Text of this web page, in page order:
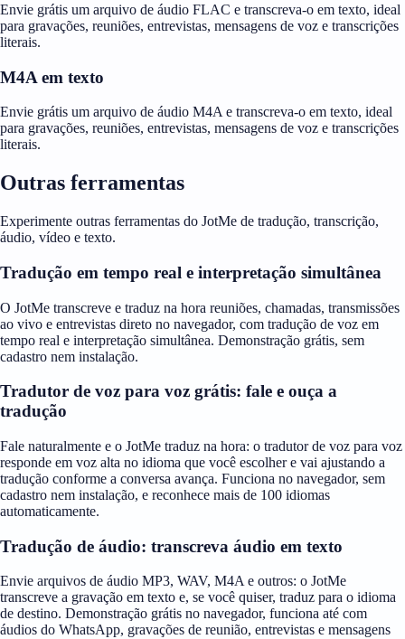
Envie grátis um arquivo de áudio FLAC e transcreva-o em texto, ideal
para gravações, reuniões, entrevistas, mensagens de voz e transcrições
literais.
M4A em texto
Envie grátis um arquivo de áudio M4A e transcreva-o em texto, ideal
para gravações, reuniões, entrevistas, mensagens de voz e transcrições
literais.
Outras ferramentas
Experimente outras ferramentas do JotMe de tradução, transcrição,
áudio, vídeo e texto.
Tradução em tempo real e interpretação simultânea
O JotMe transcreve e traduz na hora reuniões, chamadas, transmissões
ao vivo e entrevistas direto no navegador, com tradução de voz em
tempo real e interpretação simultânea. Demonstração grátis, sem
cadastro nem instalação.
Tradutor de voz para voz grátis: fale e ouça a
tradução
Fale naturalmente e o JotMe traduz na hora: o tradutor de voz para voz
responde em voz alta no idioma que você escolher e vai ajustando a
tradução conforme a conversa avança. Funciona no navegador, sem
cadastro nem instalação, e reconhece mais de 100 idiomas
automaticamente.
Tradução de áudio: transcreva áudio em texto
Envie arquivos de áudio MP3, WAV, M4A e outros: o JotMe
transcreve a gravação em texto e, se você quiser, traduz para o idioma
de destino. Demonstração grátis no navegador, funciona até com
áudios do WhatsApp, gravações de reunião, entrevistas e mensagens